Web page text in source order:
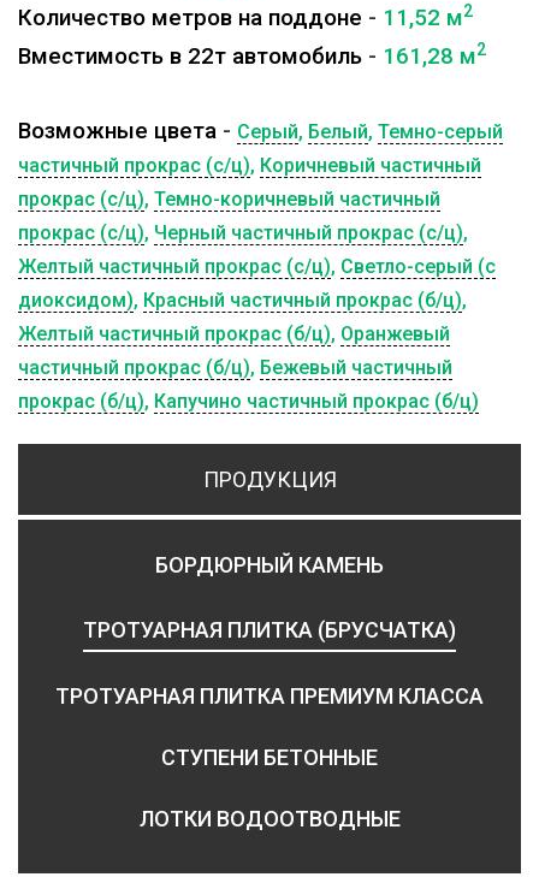
ПРОДУКЦИЯ
БОРДЮРНЫЙ КАМЕНЬ
ТРОТУАРНАЯ ПЛИТКА (БРУСЧАТКА)
ТРОТУАРНАЯ ПЛИТКА ПРЕМИУМ КЛАССА
СТУПЕНИ БЕТОННЫЕ
ЛОТКИ ВОДООТВОДНЫЕ
Количество метров на поддоне - 11,52 м2
Вместимость в 22т автомобиль - 161,28 м2
Возможные цвета - Серый, Белый, Темно-серый
частичный прокрас (с/ц), Коричневый частичный
прокрас (с/ц), Темно-коричневый частичный
прокрас (с/ц), Черный частичный прокрас (с/ц),
Желтый частичный прокрас (с/ц), Светло-серый (с
диоксидом), Красный частичный прокрас (б/ц),
Желтый частичный прокрас (б/ц), Оранжевый
частичный прокрас (б/ц), Бежевый частичный
прокрас (б/ц), Капучино частичный прокрас (б/ц)